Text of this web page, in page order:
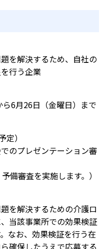
を解決するため、自社の
行う企業
6月26日（金曜日）まで
）
のプレゼンテーション審
備審査を実施します。）
を解決するための介護ロ
当該事業所での効果検証
なお、効果検証を行う在